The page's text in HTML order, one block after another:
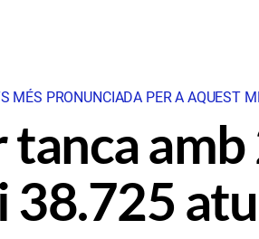
MÉS PRONUNCIADA PER A AQUEST
38.725